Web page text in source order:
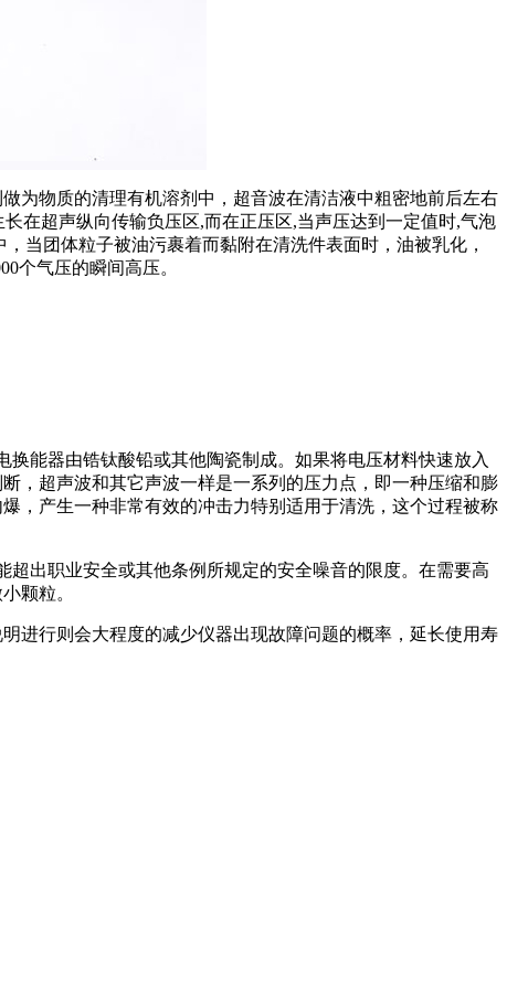
为物质的清理有机溶剂中，超音波在清洁液中粗密地前后左右
在超声纵向传输负压区,而在正压区,当声压达到一定值时,气泡
当团体粒子被油污裹着而黏附在清洗件表面时，油被乳化，
个气压的瞬间高压。
能器由锆钛酸铅或其他陶瓷制成。如果将电压材料快速放入
，超声波和其它声波一样是一系列的压力点，即一种压缩和膨
，产生一种非常有效的冲击力特别适用于清洗，这个过程被称
出职业安全或其他条例所规定的安全噪音的限度。在需要高
颗粒。
进行则会大程度的减少仪器出现故障问题的概率，延长使用寿